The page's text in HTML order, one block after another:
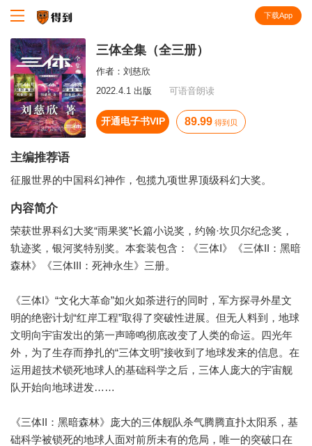
下载App
三体全集（全三册）
作者： 刘慈欣
2022.4.1 出版
可语音朗读
开通电子书VIP 89.99 得到贝
主编推荐语
征服世界的中国科幻神作，包揽九项世界顶级科幻大奖。
内容简介
荣获世界科幻大奖“雨果奖”长篇小说奖，约翰·坎贝尔纪念奖，
轨迹奖，银河奖特别奖。本套装包含：《三体I》《三体II：黑暗
森林》《三体III：死神永生》三册。
《三体I》“文化大革命”如火如荼进行的同时，军方探寻外星文
明的绝密计划“红岸工程”取得了突破性进展。但无人料到，地球
文明向宇宙发出的第一声啼鸣彻底改变了人类的命运。四光年
外，为了生存而挣扎的“三体文明”接收到了地球发来的信息。在
运用超技术锁死地球人的基础科学之后，三体人庞大的宇宙舰
队开始向地球进发……
《三体II：黑暗森林》庞大的三体舰队杀气腾腾直扑太阳系，基
础科学被锁死的地球人面对前所未有的危局，唯一的突破口在